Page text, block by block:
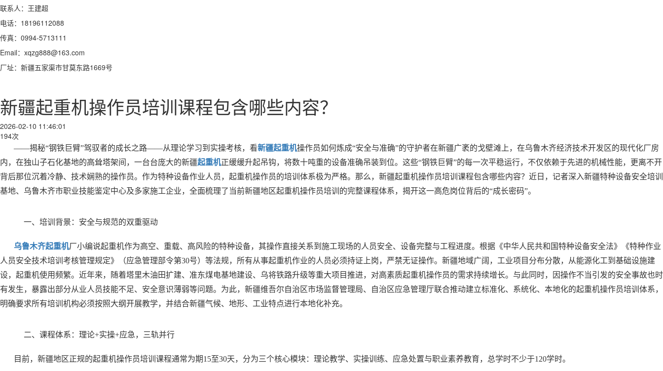
联系人：王建超
电话：18196112088
传真：0994-5713111
Email：xqzg888@163.com
厂址：新疆五家渠市甘莫东路1669号
新疆起重机操作员培训课程包含哪些内容？
2026-02-10 11:46:01
194次
——揭秘“钢铁巨臂”驾驭者的成长之路——从理论学习到实操考核，看新疆起重机操作员如何炼成“安全与准确”的守护者在新疆广袤的戈壁滩上，在乌鲁木齐经济技术开发区的现代化厂房
内，在独山子石化基地的高耸塔架间，一台台庞大的新疆起重机正缓缓升起吊钩，将数十吨重的设备准确吊装到位。这些“钢铁巨臂”的每一次平稳运行，不仅依赖于先进的机械性能，更离不开
背后那位沉着冷静、技术娴熟的操作员。作为特种设备作业人员，起重机操作员的培训体系极为严格。那么，新疆起重机操作员培训课程包含哪些内容？近日，记者深入新疆特种设备安全培训
基地、乌鲁木齐市职业技能鉴定中心及多家施工企业，全面梳理了当前新疆地区起重机操作员培训的完整课程体系，揭开这一高危岗位背后的“成长密码”。
一、培训背景：安全与规范的双重驱动
乌鲁木齐起重机厂小编说起重机作为高空、重载、高风险的特种设备，其操作直接关系到施工现场的人员安全、设备完整与工程进度。根据《中华人民共和国特种设备安全法》《特种作业
人员安全技术培训考核管理规定》（应急管理部令第30号）等法规，所有从事起重机作业的人员必须持证上岗，严禁无证操作。新疆地域广阔，工业项目分布分散，从能源化工到基础设施建
设，起重机使用频繁。近年来，随着塔里木油田扩建、准东煤电基地建设、乌将铁路升级等重大项目推进，对高素质起重机操作员的需求持续增长。与此同时，因操作不当引发的安全事故也时
有发生，暴露出部分从业人员技能不足、安全意识薄弱等问题。为此，新疆维吾尔自治区市场监督管理局、自治区应急管理厅联合推动建立标准化、系统化、本地化的起重机操作员培训体系，
明确要求所有培训机构必须按照大纲开展教学，并结合新疆气候、地形、工业特点进行本地化补充。
二、课程体系：理论+实操+应急，三轨并行
目前，新疆地区正规的起重机操作员培训课程通常为期15至30天，分为三个核心模块：理论教学、实操训练、应急处置与职业素养教育，总学时不少于120学时。